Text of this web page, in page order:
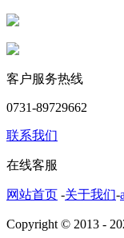
客户服务热线
0731-89729662
联系我们
在线客服
网站首页 -关于我们-
Copyright © 2013 -